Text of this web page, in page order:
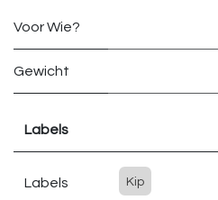
Voor Wie?
Gewicht
Labels
Labels Kip